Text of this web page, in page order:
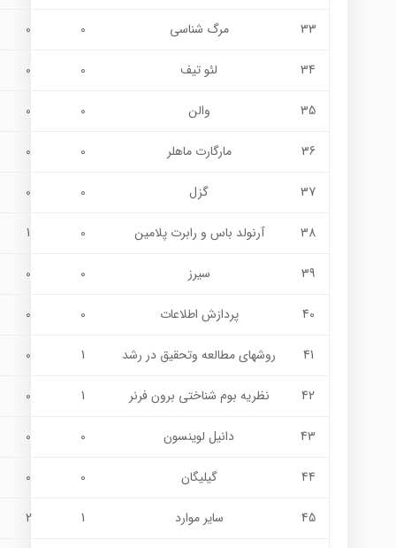
33 مرگ شناسي 0
0
34 لئو تيف 0
0
35 والن 0
0
36 مارگارت ماهلر 0
0
37 گزل 0
0
38 آرنولد باس و رابرت پلامين 0
1
39 سيرز 0
0
40 پردازش اطلاعات 0
0
41 روشهاي مطالعه وتحقيق در رشد 1
0
42 نظريه بوم شناختي برون فرنر 1
0
43 دانيل لوينسون 0
0
44 گيليگان 0
0
45 ساير موارد 1
2